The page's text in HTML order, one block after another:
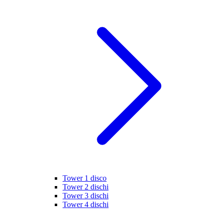
Tower 1 disco
Tower 2 dischi
Tower 3 dischi
Tower 4 dischi